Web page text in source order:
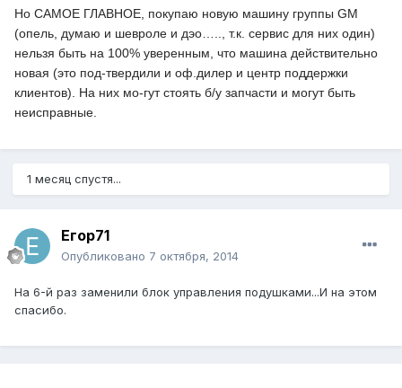
Но САМОЕ ГЛАВНОЕ, покупаю новую машину группы GM
(опель, думаю и шевроле и дэо….., т.к. сервис для них один)
нельзя быть на 100% уверенным, что машина действительно
новая (это под-твердили и оф.дилер и центр поддержки
клиентов). На них мо-гут стоять б/у запчасти и могут быть
неисправные.
1 месяц спустя...
Егор71
Опубликовано 7 октября, 2014
На 6-й раз заменили блок управления подушками...И на этом
спасибо.